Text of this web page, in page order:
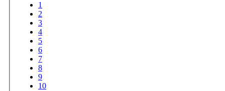
1
2
3
4
5
6
7
8
9
10